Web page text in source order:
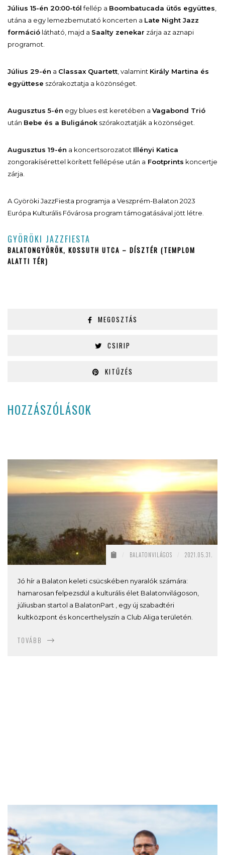
Július 15-én 20:00-tólfellép a Boombatucada ütős együttes
utána a egy lemezbemutató koncerten a Late Night Jazz
formáció látható, majd a Saalty zenekar zárja az aznapi
programot.
Július 29-én a Classax Quartett , valamint Király Martina és
együttese szórakoztatja a közönséget.
Augusztus 5-én egy blues est keretében a Vagabond Trió
után Bebe és a Buligánok szórakoztatják a közönséget.
Augusztus 19-én a koncertsorozatot Illényi Katica
zongorakísérettel körített fellépése után a Footprints koncertje
zárja.
A Györöki JazzFiesta programja a Veszprém-Balaton 2023
Európa Kulturális Fővárosa program támogatásával jött létre.
GYÖRÖKI JAZZFIESTA
BALATONGYÖRÖK, KOSSUTH UTCA – DÍSZTÉR (TEMPLOM
ALATTI TÉR)
MEGOSZTÁS
CSIRIP
KITŰZÉS
HOZZÁSZÓLÁSOK
BALATONVILÁGOS 2021.05.31.
Jó hír a Balaton keleti csücskében nyaralók számára:
hamarosan felpezsdül a kulturális élet Balatonvilágoson,
júliusban startol a BalatonPart , egy új szabadtéri
kultközpont és koncerthelyszín a Club Aliga területén.
TOVÁBB